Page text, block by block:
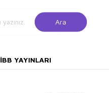
Ara
İBB YAYINLARI